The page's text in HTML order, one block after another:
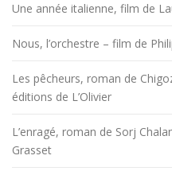
Une année italienne, film de
Nous, l’orchestre – film de
Les pêcheurs, roman de
éditions de L’Olivier
L’enragé, roman de Sorj
Grasset